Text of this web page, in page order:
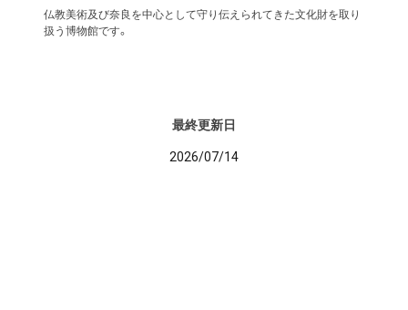
仏教美術及び奈良を中心として守り伝えられてきた文化財を取り
扱う博物館です。
最終更新日
2026/07/14